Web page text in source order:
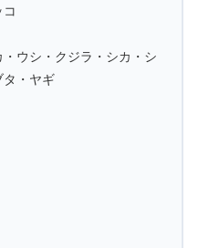
ウシ・クジラ・シカ・シ
タ・ヤギ